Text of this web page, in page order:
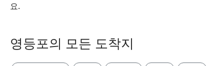
요.
영등포의 모든 도착지